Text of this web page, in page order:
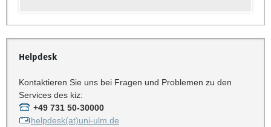
Helpdesk
Kontaktieren Sie uns bei Fragen und Problemen zu den
Services des kiz:
+49 731 50-30000
helpdesk(at)uni-ulm.de